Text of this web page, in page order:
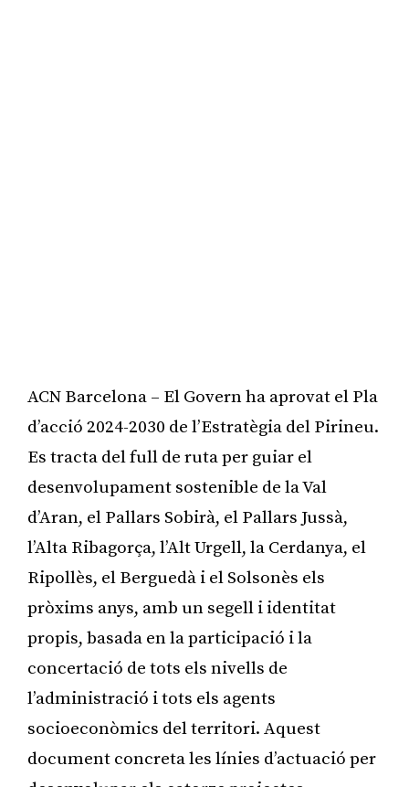
ACN Barcelona – El Govern ha aprovat el Pla
d’acció 2024-2030 de l’Estratègia del Pirineu.
Es tracta del full de ruta per guiar el
desenvolupament sostenible de la Val
d’Aran, el Pallars Sobirà, el Pallars Jussà,
l’Alta Ribagorça, l’Alt Urgell, la Cerdanya, el
Ripollès, el Berguedà i el Solsonès els
pròxims anys, amb un segell i identitat
propis, basada en la participació i la
concertació de tots els nivells de
l’administració i tots els agents
socioeconòmics del territori. Aquest
document concreta les línies d’actuació per